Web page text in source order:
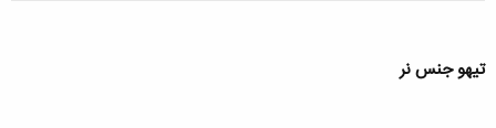
تیهو جنس نر